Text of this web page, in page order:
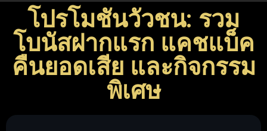
โปรโมชันวัวชน: รวม
โบนัสฝากแรก แคชแบ็ค
คืนยอดเสีย และกิจกรรม
พิเศษ